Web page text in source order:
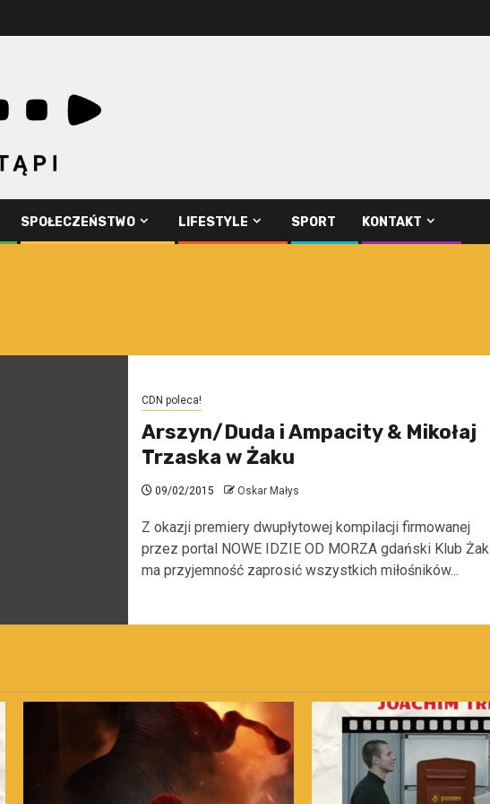
SPOŁECZEŃSTWO LIFESTYLE SPORT KONTAKT
CDN poleca!
Arszyn/Duda i Ampacity & Mikołaj
Trzaska w Żaku
09/02/2015 Oskar Małys
Z okazji premiery dwupłytowej kompilacji firmowanej
przez portal NOWE IDZIE OD MORZA gdański Klub Żak
ma przyjemność zaprosić wszystkich miłośników...